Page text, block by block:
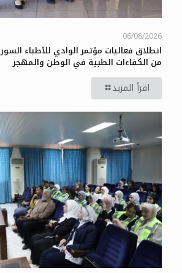
06/08/2026
انطلاق فعاليات مؤتمر الوادي للأطباء
من الكفاءات الطبية في الوطن والمهجر
اقرأ المزيد